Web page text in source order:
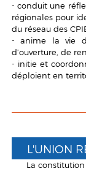
- conduit une
régionales pour
du réseau des
- anime la vie
d’ouverture, de
- initie et
déploient en
L'UNION
La